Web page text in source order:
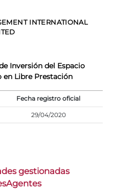
INTERNATIONAL
Inversión del Espacio
en Libre Prestación
Fecha registro oficial
29/04/2020
gestionadas
Agentes